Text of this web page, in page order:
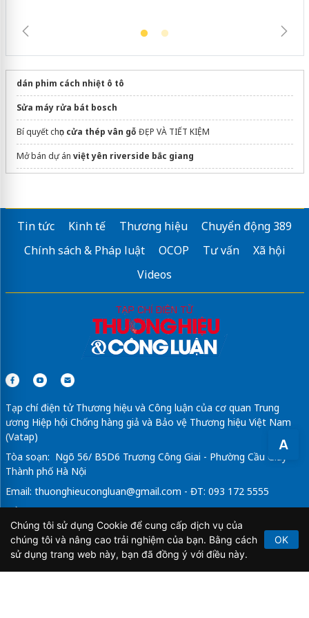
A
dán phim cách nhiệt ô tô
Sửa máy rửa bát bosch
Bí quyết chọn cửa thép vân gỗ ĐẸP VÀ TIẾT KIỆM
Mở bán dự án việt yên riverside bắc giang
Tin tức Kinh tế Thương hiệu
Chuyển động 389
Chính sách & Pháp luật
OCOP Tư vấn
Xã hội
Videos
Tạp chí điện tử Thương hiệu và Công luận của cơ quan Trung
ương Hiệp hội Chống hàng giả và Bảo vệ Thương hiệu Việt Nam
(Vatap)
Tòa soạn: Ngõ 56/ B5D6 Trương Công Giai - Phường Cầu Giấy -
Thành phố Hà Nội
Email: thuonghieucongluan@gmail.com - ĐT: 093 172 5555
Tổng Biên Tập: Vũ Đức Thuận
Giấy phép hoạt động báo chí điện tử số 64/GP-BTTTT do Bộ
Thông tin và Truyền thông cấp ngày 21/2/2020.
Chúng tôi sử dụng Cookie để cung cấp dịch vụ của
chúng tôi và nâng cao trải nghiệm của bạn. Bằng cách
sử dụng trang web này, bạn đã đồng ý với điều này.
OK